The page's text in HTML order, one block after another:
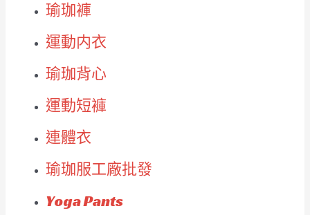
瑜珈褲
運動内衣
瑜珈背心
運動短褲
連體衣
瑜珈服工廠批發
Yoga Pants